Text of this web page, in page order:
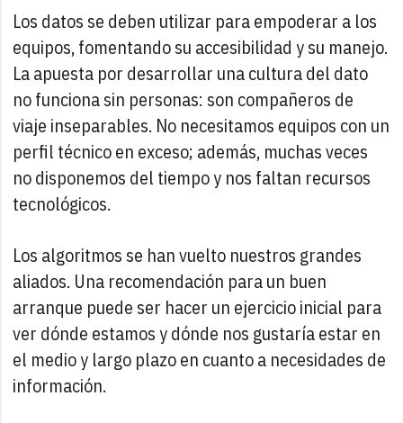
Los datos se deben utilizar para empoderar a los
equipos, fomentando su accesibilidad y su manejo.
La apuesta por desarrollar una cultura del dato
no funciona sin personas: son compañeros de
viaje inseparables. No necesitamos equipos con un
perfil técnico en exceso; además, muchas veces
no disponemos del tiempo y nos faltan recursos
tecnológicos.
Los algoritmos se han vuelto nuestros grandes
aliados. Una recomendación para un buen
arranque puede ser hacer un ejercicio inicial para
ver dónde estamos y dónde nos gustaría estar en
el medio y largo plazo en cuanto a necesidades de
información.